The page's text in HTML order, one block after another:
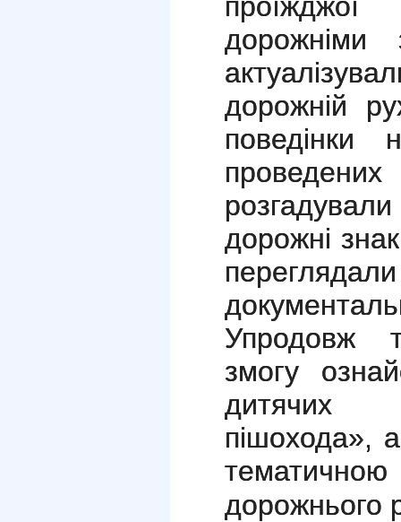
дорожніми
дорожній
дорожні
Упродовж
змогу
дитячих
пішохода», а
дорожнього